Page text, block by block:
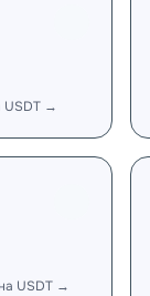
USDT →
USDT →